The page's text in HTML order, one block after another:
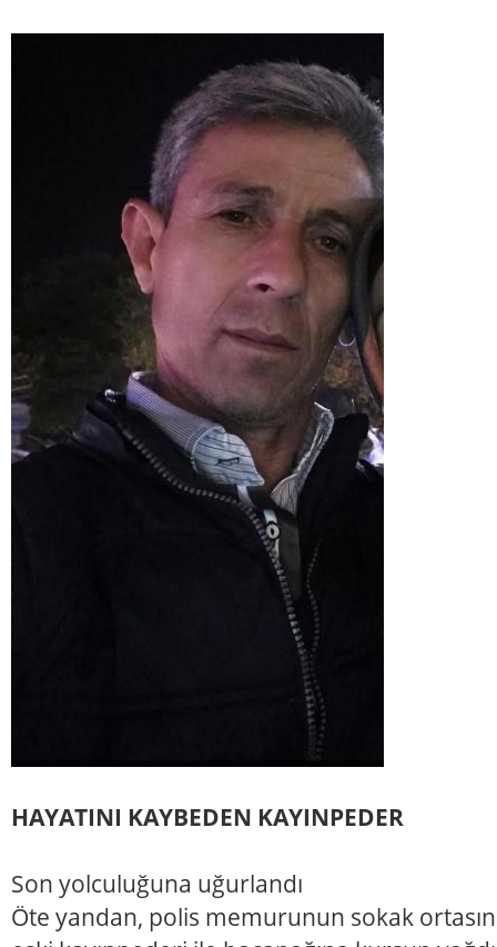
HAYATINI KAYBEDEN KAYINPEDER
Son yolculuğuna uğurlandı
Öte yandan, polis memurunun sokak